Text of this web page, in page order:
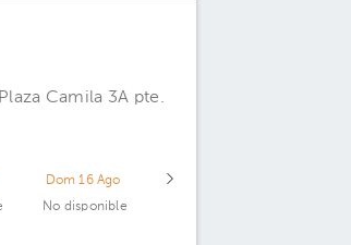
Camila 3A pte.
Dom 16 Ago
No disponible